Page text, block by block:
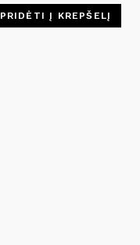
PRIDĖTI Į KREPŠELĮ